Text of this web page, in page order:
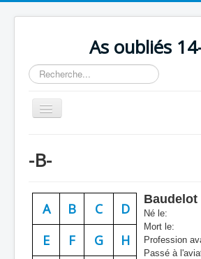
As oubliés
Rechercher
Basculer
la
Chronologie
Escadrilles
Organisation
Avions
-B-
A B C
D
E
F G
H
Baudelot
Né le:
Mort le:
Profession
Passé à